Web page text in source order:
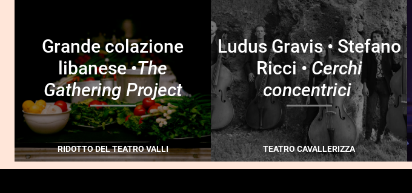
Grande colazione
libanese •The
Gathering Project
RIDOTTO DEL TEATRO VALLI
Ludus Gravis • Stefano
Ricci •Cerchi
concentrici
TEATRO CAVALLERIZZA